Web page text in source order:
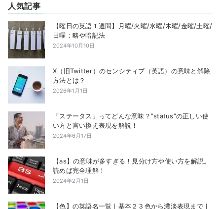
人気記事
【曜日の英語１週間】月曜/火曜/水曜/木曜/金曜/土曜/
日曜：略や暗記法
2024年10月10日
X（旧Twitter）のセンシティブ（英語）の意味と解除
方法とは？
2026年1月1日
「ステータス」ってどんな意味？”status”の正しい使
い方と言い換え表現を解説！
2024年6月17日
【as】の意味が多すぎる！見分け方や使い方を解説。
読めば完全理解！
2024年2月1日
【色】の英語名一覧｜基本２３色から濃淡表現まで｜